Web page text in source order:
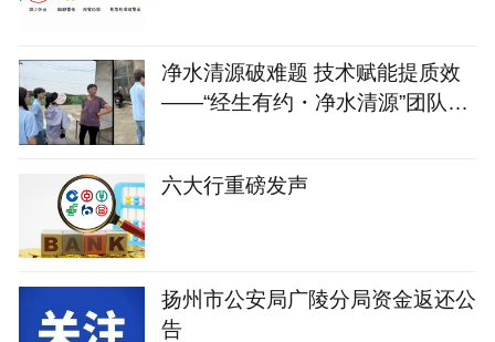
净水清源破难题 技术赋能提质效
——“经生有约・净水清源”团队攻
六大行重磅发声
扬州市公安局广陵分局资金返还公
告